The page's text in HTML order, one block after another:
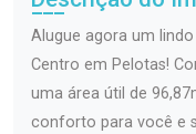
Alugue agora um
Centro em Pelotas!
uma área útil de
conforto para você e